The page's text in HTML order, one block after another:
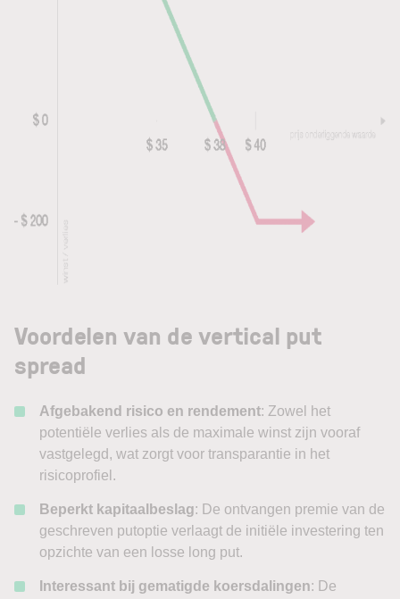
Voordelen van de vertical put
spread
Afgebakend risico en rendement: Zowel het
potentiële verlies als de maximale winst zijn vooraf
vastgelegd, wat zorgt voor transparantie in het
risicoprofiel.
Beperkt kapitaalbeslag: De ontvangen premie van de
geschreven putoptie verlaagt de initiële investering ten
opzichte van een losse long put.
Interessant bij gematigde koersdalingen: De